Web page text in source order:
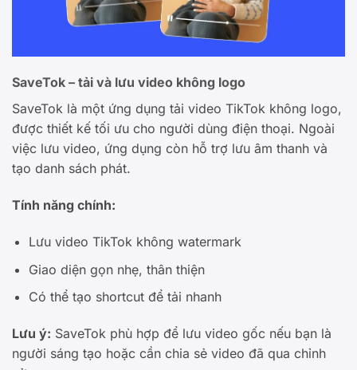
SaveTok – tải và lưu video không logo
SaveTok là một ứng dụng tải video TikTok không logo,
được thiết kế tối ưu cho người dùng điện thoại. Ngoài
việc lưu video, ứng dụng còn hỗ trợ lưu âm thanh và
tạo danh sách phát.
Tính năng chính:
Lưu video TikTok không watermark
Giao diện gọn nhẹ, thân thiện
Có thể tạo shortcut để tải nhanh
Lưu ý: SaveTok phù hợp để lưu video gốc nếu bạn là
người sáng tạo hoặc cần chia sẻ video đã qua chỉnh